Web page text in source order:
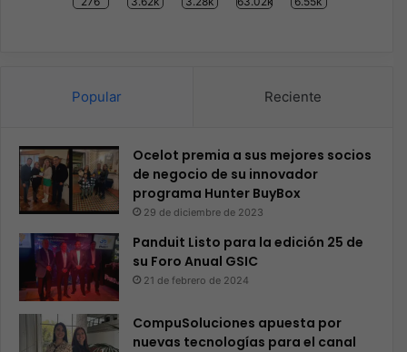
Popular Reciente
Ocelot premia a sus mejores socios
de negocio de su innovador
programa Hunter BuyBox
29 de diciembre de 2023
Panduit Listo para la edición 25 de
su Foro Anual GSIC
21 de febrero de 2024
CompuSoluciones apuesta por
nuevas tecnologías para el canal